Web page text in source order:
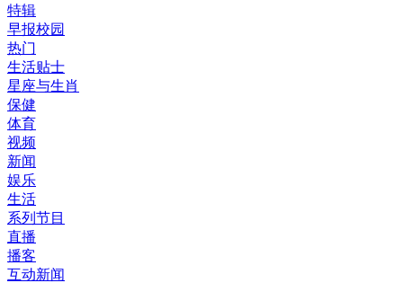
特辑
早报校园
热门
生活贴士
星座与生肖
保健
体育
视频
新闻
娱乐
生活
系列节目
直播
播客
互动新闻